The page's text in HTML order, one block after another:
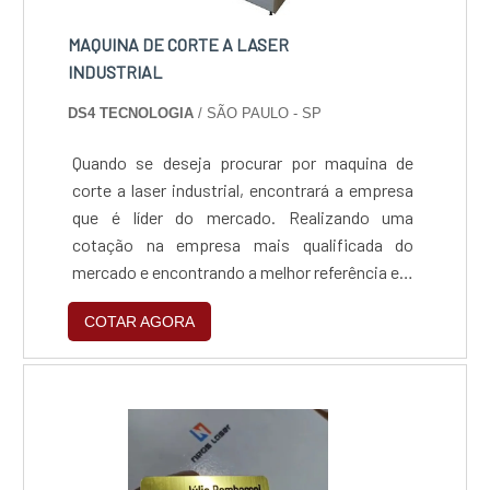
MAQUINA DE CORTE A LASER
INDUSTRIAL
DS4 TECNOLOGIA / SÃO PAULO - SP
Quando se deseja procurar por maquina de
corte a laser industrial, encontrará a empresa
que é líder do mercado. Realizando uma
cotação na empresa mais qualificada do
mercado e encontrando a melhor referência em
qualidade.Quando a busca é por maquina de
corte a laser industrial, com os profissionais
da DS4 Tecnologia conseguirá assertividade
possível, desde o mercado industrial até o
pequeno empreendedor.MAIS DETALHES
SOBRE MAQUINA DE CORTE A LASER
COTAR AGORA